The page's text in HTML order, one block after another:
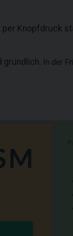
Knopfdruck
gründlich. In der